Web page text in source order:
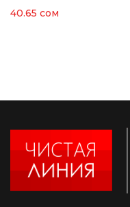
40.65 сом